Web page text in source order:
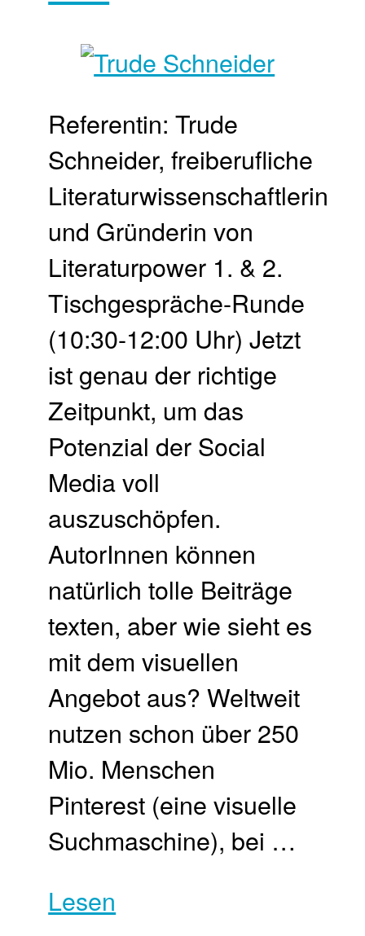
Referentin: Trude
Schneider, freiberufliche
Literaturwissenschaftlerin
und Gründerin von
Literaturpower 1. & 2.
Tischgespräche-Runde
(10:30-12:00 Uhr) Jetzt
ist genau der richtige
Zeitpunkt, um das
Potenzial der Social
Media voll
auszuschöpfen.
AutorInnen können
natürlich tolle Beiträge
texten, aber wie sieht es
mit dem visuellen
Angebot aus? Weltweit
nutzen schon über 250
Mio. Menschen
Pinterest (eine visuelle
Suchmaschine), bei …
Lesen